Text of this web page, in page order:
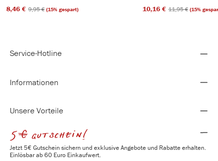
8,46 €​ 9,95 €​(15% gespart) 10,16 €​ 11,95 €​(15%
Service-Hotline
Informationen
Unsere Vorteile
5€ gutschein!
Jetzt 5€ Gutschein sichern und exklusive Angebote und Rabatte erhalten.
Einlösbar ab 60 Euro Einkaufwert.